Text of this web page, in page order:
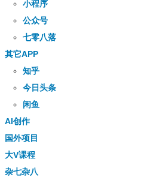
小程序
公众号
七零八落
其它APP
知乎
今日头条
闲鱼
AI创作
国外项目
大V课程
杂七杂八